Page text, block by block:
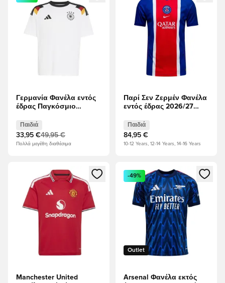
Γερμανία Φανέλα εντός
έδρας Παγκόσμιο
Edition Παιδιά
Παιδιά
33,95 €49,95 €
Πολλά μεγέθη διαθέσιμα
Παρί Σεν Ζερμέν Φανέλα
εντός έδρας 2026/27
Παιδιά
84,95 €
10-12 Years, 12-14 Years, 14-16 Years
Ανοίγει ένα Modal για να συνδεθείτε ή να εγγραφείτε ως
Manchester United
Ανοίγει ένα Modal για να
Outlet
-49%
Arsenal Φανέλα εκτός